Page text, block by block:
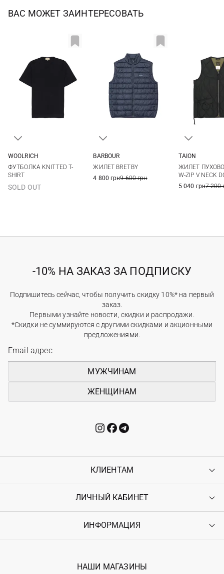
ВАС МОЖЕТ ЗАИНТЕРЕСОВАТЬ
3XL
WOOLRICH
ФУТБОЛКА KNITTED T-
SHIRT
SOLD OUT
BARBOUR
ЖИЛЕТ BRETBY
4 800 грн9 600 грн
TAION
ЖИЛЕТ
W-ZIP V NECK
5 040 грн7 200
-10% НА ЗАКАЗ ЗА ПОДПИСКУ
Подпишитесь сейчас, чтобы получить скидку 10%* на первый
заказ.
Первыми узнайте новости, скидки и распродажи.
*Скидки не суммируются с другими скидками и акционными
предложениями.
МУЖЧИНАМ
ЖЕНЩИНАМ
КЛИЕНТАМ
Контакты
Возврат
Гарантия
ЛИЧНЫЙ КАБИНЕТ
Войти
Ostriv Club+
ИНФОРМАЦИЯ
Наши магазини
НАШИ МАГАЗИНЫ